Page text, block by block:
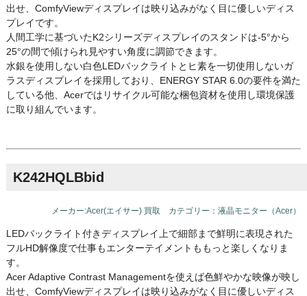
出せ、ComfyViewディスプレイは映り込みがなく目に優しいディス
プレイです。
人間工学に基づいたK2シリーズディスプレイのスタンドは-5°から
25°の間で傾けられ見やすい角度に調節できます。
水銀を使用しない白色LEDバックライトとヒ素を一切使用しないガ
ラスディスプレイを採用しており、ENERGY STAR 6.0の要件を満た
している他、Acerではリサイクル可能な梱包資材を使用し環境保護
に取り組んでいます。
K242HQLBbid
メーカー:Acer(エイサー) 買取 カテゴリー：液晶モニター（Acer）
LEDバックライト付きディスプレイ上で細部まで鮮明に表現された
フルHD解像度で仕事もエンターテイメントももっと楽しくなりま
す。
Acer Adaptive Contrast Managementを使えば色鮮やかな映像が映し
出せ、ComfyViewディスプレイは映り込みがなく目に優しいディス